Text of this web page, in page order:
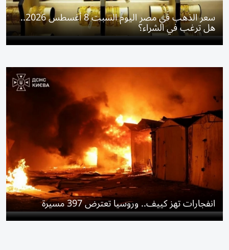
سعر الذهب في مصر اليوم السبت 8 أغسطس 2026..
هل ترغب في الشراء؟
انفجارات تهز كييف.. وروسيا تعترض 397 مسيرة